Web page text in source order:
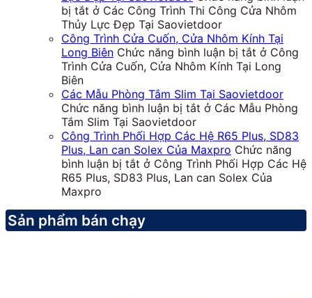
bị tắt ở Các Công Trình Thi Công Cửa Nhôm
Thủy Lực Đẹp Tại Saovietdoor
Công Trình Cửa Cuốn, Cửa Nhôm Kính Tại
Long Biên Chức năng bình luận bị tắt ở Công
Trình Cửa Cuốn, Cửa Nhôm Kính Tại Long
Biên
Các Mẫu Phòng Tắm Slim Tại Saovietdoor
Chức năng bình luận bị tắt ở Các Mẫu Phòng
Tắm Slim Tại Saovietdoor
Công Trình Phối Hợp Các Hệ R65 Plus, SD83
Plus, Lan can Solex Của Maxpro Chức năng
bình luận bị tắt ở Công Trình Phối Hợp Các Hệ
R65 Plus, SD83 Plus, Lan can Solex Của
Maxpro
Sản phẩm bán chạy